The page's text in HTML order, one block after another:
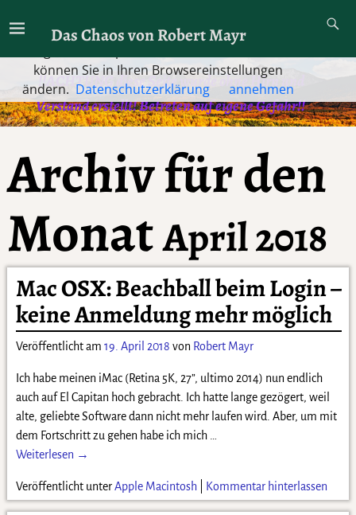
Das Chaos von Robert Mayr
!!ACHTUNG diese Seite wurde ohne Hirn und
Verstand erstellt! Betreten auf eigene Gefahr!!
Archiv für den
MonatApril 2018
Mac OSX: Beachball beim Login –
keine Anmeldung mehr möglich
Veröffentlicht am 19. April 2018 von Robert Mayr
Ich habe meinen iMac (Retina 5K, 27”, ultimo 2014) nun endlich
auch auf El Capitan hoch gebracht. Ich hatte lange gezögert, weil
alte, geliebte Software dann nicht mehr laufen wird. Aber, um mit
dem Fortschritt zu gehen habe ich mich
Weiterlesen →
Veröffentlicht unter Apple Macintosh| Kommentar hinterlassen
Website und ihre Angebote nutzen und weiter
können Sie in Ihren Browsereinstellungen
ändern. Datenschutzerklärung annehmen